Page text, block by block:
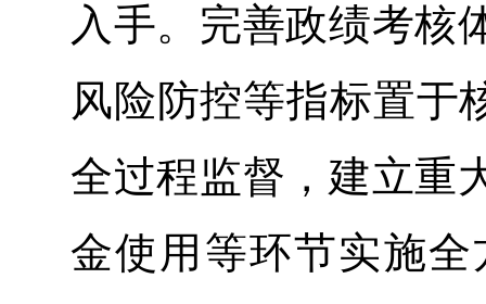
入手。完善政绩考核
风险防控等指标置于
全过程监督，建立重
金使用等环节实施